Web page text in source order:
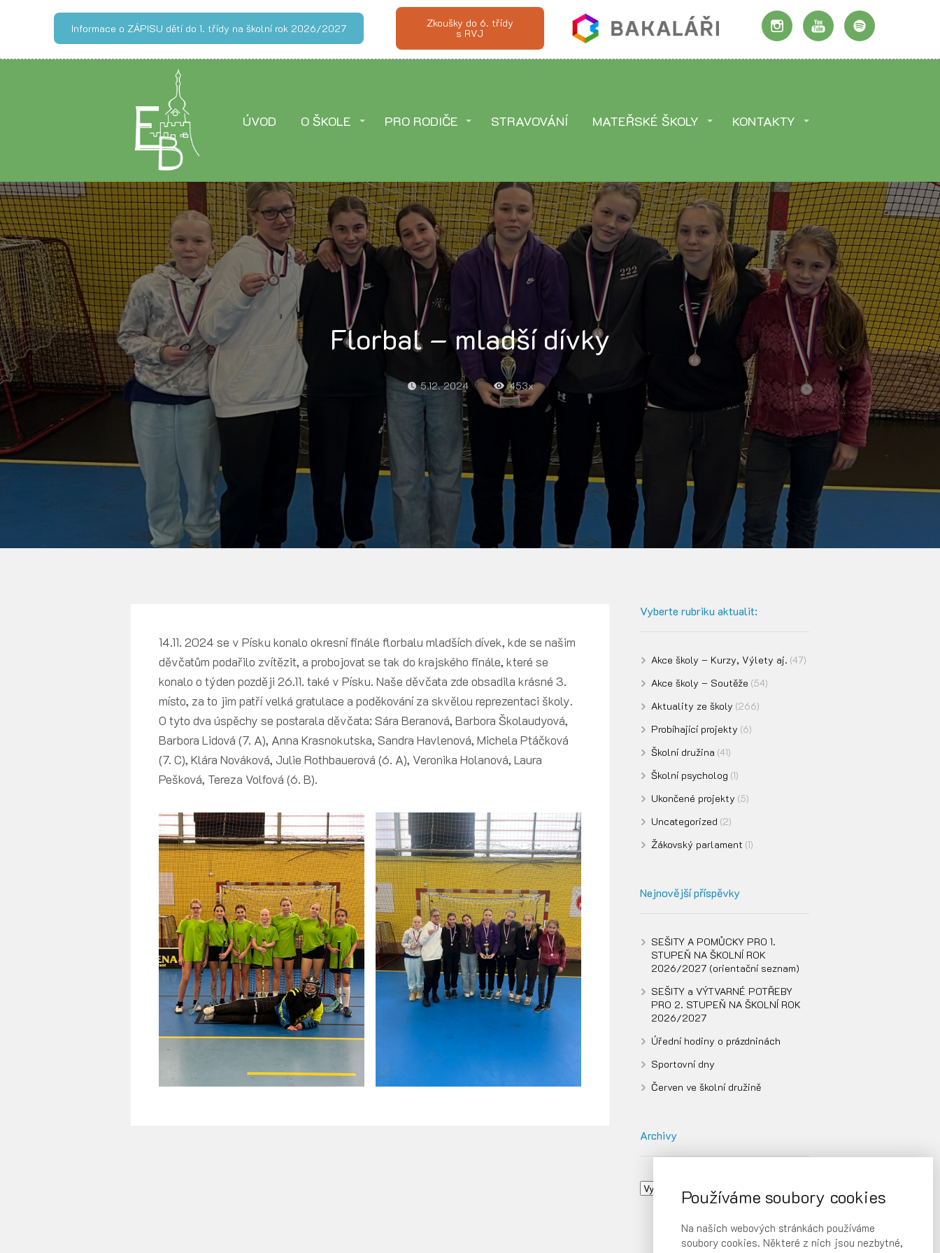
Informace o ZÁPISU dětí do 1. třídy na školní rok 2026/2027 Zkoušky do 6. třídy
s RVJ
ÚVOD O ŠKOLE PRO RODIČE STRAVOVÁNÍ MATEŘSKÉ ŠKOLY KONTAKTY
Florbal – mladší dívky
5.12. 2024 453x
14.11. 2024 se v Písku konalo okresní finále florbalu mladších dívek, kde se našim
děvčatům podařilo zvítězit, a probojovat se tak do krajského finále, které se
konalo o týden později 26.11. také v Písku. Naše děvčata zde obsadila krásné 3.
místo, za to jim patří velká gratulace a poděkování za skvělou reprezentaci školy.
O tyto dva úspěchy se postarala děvčata: Sára Beranová, Barbora Školaudyová,
Barbora Lidová (7. A), Anna Krasnokutska, Sandra Havlenová, Michela Ptáčková
(7. C), Klára Nováková, Julie Rothbauerová (6. A), Veronika Holanová, Laura
Pešková, Tereza Volfová (6. B).
Vyberte rubriku aktualit:
Akce školy – Kurzy, Výlety aj. (47)
Akce školy – Soutěže (54)
Aktuality ze školy (266)
Probíhající projekty (6)
Školní družina (41)
Školní psycholog (1)
Ukončené projekty (5)
Uncategorized (2)
Žákovský parlament (1)
Nejnovější příspěvky
SEŠITY A POMŮCKY PRO 1.
STUPEŇ NA ŠKOLNÍ ROK
2026/2027 (orientační seznam)
SEŠITY a VÝTVARNÉ POTŘEBY
PRO 2. STUPEŇ NA ŠKOLNÍ ROK
2026/2027
Úřední hodiny o prázdninách
Sportovní dny
Červen ve školní družině
Archivy
Používáme soubory cookies
Na našich webových stránkách používáme
soubory cookies. Některé z nich jsou nezbytné,